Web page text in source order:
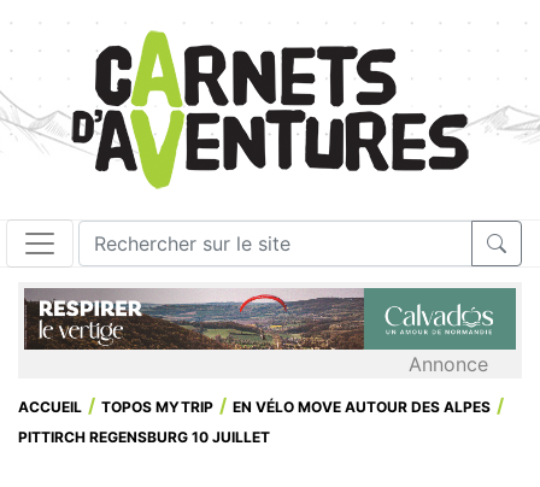
Annonce
ACCUEIL TOPOS MYTRIP
EN VÉLO MOVE AUTOUR DES ALPES
PITTIRCH REGENSBURG 10 JUILLET